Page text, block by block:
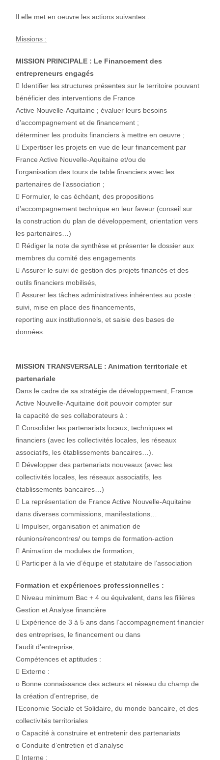
Il.elle met en oeuvre les actions suivantes :
Missions :
MISSION PRINCIPALE : Le Financement des
entrepreneurs engagés
 Identifier les structures présentes sur le territoire pouvant
bénéficier des interventions de France
Active Nouvelle-Aquitaine ; évaluer leurs besoins
d’accompagnement et de financement ;
déterminer les produits financiers à mettre en oeuvre ;
 Expertiser les projets en vue de leur financement par
France Active Nouvelle-Aquitaine et/ou de
l’organisation des tours de table financiers avec les
partenaires de l’association ;
 Formuler, le cas échéant, des propositions
d’accompagnement technique en leur faveur (conseil sur
la construction du plan de développement, orientation vers
les partenaires…)
 Rédiger la note de synthèse et présenter le dossier aux
membres du comité des engagements
 Assurer le suivi de gestion des projets financés et des
outils financiers mobilisés,
 Assurer les tâches administratives inhérentes au poste :
suivi, mise en place des financements,
reporting aux institutionnels, et saisie des bases de
données.
MISSION TRANSVERSALE : Animation territoriale et
partenariale
Dans le cadre de sa stratégie de développement, France
Active Nouvelle-Aquitaine doit pouvoir compter sur
la capacité de ses collaborateurs à :
 Consolider les partenariats locaux, techniques et
financiers (avec les collectivités locales, les réseaux
associatifs, les établissements bancaires…).
 Développer des partenariats nouveaux (avec les
collectivités locales, les réseaux associatifs, les
établissements bancaires…)
 La représentation de France Active Nouvelle-Aquitaine
dans diverses commissions, manifestations…
 Impulser, organisation et animation de
réunions/rencontres/ ou temps de formation-action
 Animation de modules de formation,
 Participer à la vie d’équipe et statutaire de l’association
Formation et expériences professionnelles :
 Niveau minimum Bac + 4 ou équivalent, dans les filières
Gestion et Analyse financière
 Expérience de 3 à 5 ans dans l’accompagnement financier
des entreprises, le financement ou dans
l’audit d’entreprise,
Compétences et aptitudes :
 Externe :
o Bonne connaissance des acteurs et réseau du champ de
la création d’entreprise, de
l’Economie Sociale et Solidaire, du monde bancaire, et des
collectivités territoriales
o Capacité à construire et entretenir des partenariats
o Conduite d’entretien et d’analyse
 Interne :